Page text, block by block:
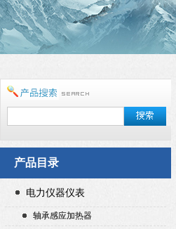
产品目录
电力仪器仪表
轴承感应加热器